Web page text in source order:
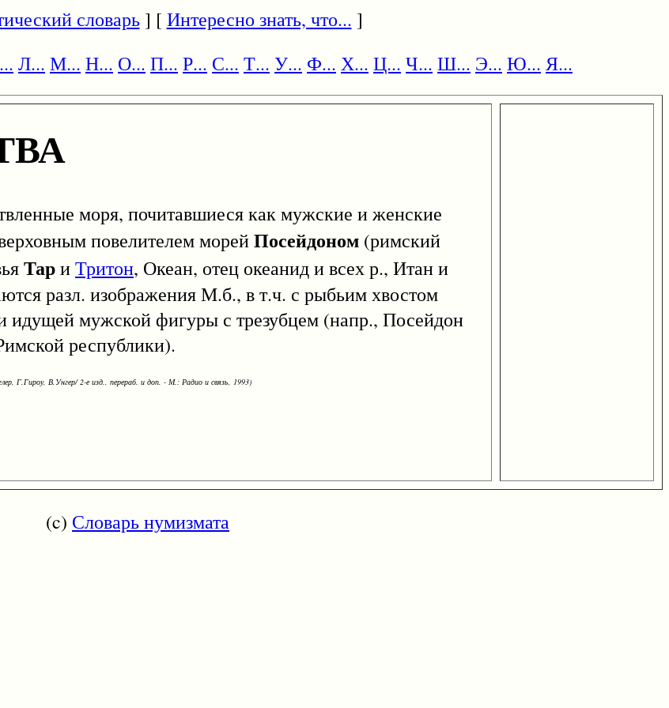
словарь] [Интересно знать, что... ]
Л... М... Н... О... П... Р... С... Т... У... Ф... Х... Ц... Ч... Ш... Э... Ю... Я...
моря, почитавшиеся как мужские и женские
повелителем морейПосейдоном (римский
ТариТритон, Океан, отец океанид и всех р., Итан и
разл. изображения М.б., в т.ч. с рыбьим хвостом
идущей мужской фигуры с трезубцем (напр., Посейдон
республики).
Г.Гироу, В.Унгер/ 2-е изд., перераб. и доп. - М.: Радио и связь, 1993)
(c) Словарь нумизмата